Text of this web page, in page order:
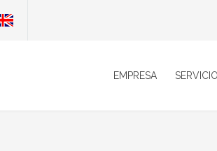
EMPRESA